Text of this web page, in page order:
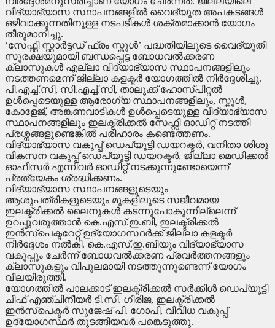
വിദ്യാഭ്യാസ സ്ഥാപനങ്ങളിൽ വൈദ്യുത അപകടങ്ങൾ
ഒഴിവാക്കുന്നതിനുള്ള നടപടികൾ ശക്തമാക്കാൻ യോഗം
തീരുമാനിച്ചു.
‘സേഫ്റ്റി സ്റ്റാർട്ടഡ് ഫ്രം സ്കൂൾ’ പദ്ധതിയിലൂടെ വൈദ്യുതി
സുരക്ഷയുമായി ബന്ധപ്പെട്ട ബോധവൽക്കരണ
ക്ലാസുകൾ എല്ലാ വിദ്യാഭ്യാസ സ്ഥാപനങ്ങളിലും
നടത്തണമെന്ന് ജില്ലാ കളക്ടർ യോഗത്തിൽ നിർദ്ദേശിച്ചു.
പി.എച്ച്.സി, സി.എച്ച്.സി, താലൂക്ക് ഹോസ്പിറ്റൽ
ഉൾപ്പെടെയുള്ള ആരോഗ്യ സ്ഥാപനങ്ങളിലും, സ്കൂൾ,
കോളേജ്, അങ്കണവാടികൾ ഉൾപ്പെടെയുള്ള വിദ്യാഭ്യാസ
സ്ഥാപനങ്ങളിലും ഇലക്ട്രിക്കൽ സേഫ്റ്റി ഓഡിറ്റ് നടത്തി
പ്രശ്നങ്ങളുണ്ടെങ്കിൽ പരിഹാരം കണ്ടെത്തണം.
വിദ്യാഭ്യാസ വകുപ്പ് ഡെപ്യൂട്ടി ഡയറക്ടർ, വനിതാ ശിശു
വികസന വകുപ്പ് ഡെപ്യൂട്ടി ഡയറക്ടർ, ജില്ലാ മെഡിക്കൽ
ഓഫീസർ എന്നിവർ ഓഡിറ്റ് നടക്കുന്നുണ്ടോയെന്ന്
പ്രത്യേകം ശ്രദ്ധിക്കണം.
വിദ്യാഭ്യാസ സ്ഥാപനങ്ങളുടെയും
ആശുപത്രികളുടെയും മുകളിലൂടെ സജീവമായ
ഇലക്ട്രിക്കൽ ലൈനുകൾ കടന്നുപോകുന്നില്ലെന്ന്
ഉറപ്പുവരുത്താൻ കെ.എസ്.ഇ.ബി, ഇലക്ട്രിക്കൽ
ഇൻസ്പെക്ടറേറ്റ് ഉദ്യോഗസ്ഥർക്ക് ജില്ലാ കളക്ടർ
നിർദ്ദേശം നൽകി. കെ.എസ്.ഇ.ബിയും വിദ്യാഭ്യാസ
വകുപ്പും ചേർന്ന് ബോധവൽക്കരണ പ്രവർത്തനങ്ങളും
ക്ലാസുകളും വിപുലമായി നടത്തുന്നുണ്ടെന്ന് യോഗം
വിലയിരുത്തി.
യോഗത്തിൽ പാലക്കാട് ഇലക്ട്രിക്കൽ സർക്കിൾ ഡെപ്യൂട്ടി
ചീഫ് എഞ്ചിനീയർ ടി.സി. ഗിരിജ, ഇലക്ട്രിക്കൽ
ഇൻസ്പെക്ടർ സുജേഷ് പി. ഗോപി, വിവിധ വകുപ്പ്
ഉദ്യോഗസ്ഥർ തുടങ്ങിയവർ പങ്കെടുത്തു.